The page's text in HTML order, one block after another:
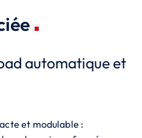
automatique et
et modulable :